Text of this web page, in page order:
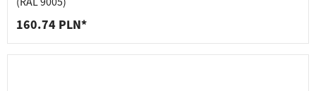
160.74 PLN*